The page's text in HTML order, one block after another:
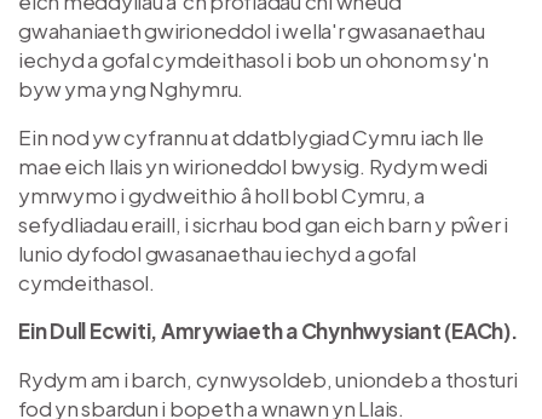
gwahaniaeth gwirioneddol i wella'r gwasanaethau
iechyd a gofal cymdeithasol i bob un ohonom sy'n
byw yma yng Nghymru.
Ein nod yw cyfrannu at ddatblygiad Cymru iach lle
mae eich llais yn wirioneddol bwysig. Rydym wedi
ymrwymo i gydweithio â holl bobl Cymru, a
sefydliadau eraill, i sicrhau bod gan eich barn y pŵer i
lunio dyfodol gwasanaethau iechyd a gofal
cymdeithasol.
Ein Dull Ecwiti, Amrywiaeth a Chynhwysiant (EACh).
Rydym am i barch, cynwysoldeb, uniondeb a thosturi
fod yn sbardun i bopeth a wnawn yn Llais.